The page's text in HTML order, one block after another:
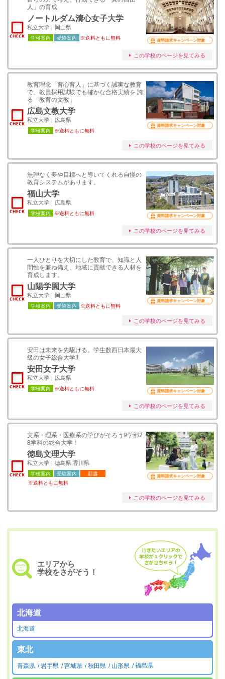
人」の育成
ノートルダム清心女子大学
私立大学｜岡山県
学校案内 受験案内 ※送料ともに無料 資料請求キャンペーン対象
この学校のページを見てみる
教育理念「育心育人」に基づく誠実な教育
で、教員採用試験でも確かな合格実績を 誇
る「教育の文教」
広島文教大学
私立大学｜広島県
学校案内 ※送料ともに無料
資料請求キャンペーン対象
この学校のページを見てみる
無理なく夢や目標へと導いてくれる自慢の
教育システムがあります。
福山大学
私立大学｜広島県
学校案内 ※送料ともに無料 資料請求キャンペーン対象
この学校のページを見てみる
一人ひとりを大切にした教育で、知識と人
間性を兼ね備え、地域に貢献できる人材を
育成します。
山陽学園大学
私立大学｜岡山県
学校案内 受験案内 ※送料ともに無料
資料請求キャンペーン対象
この学校のページを見てみる
安田は未来を先駆ける。学生数西日本最大
級の女子総合大学!!
安田女子大学
私立大学｜広島県
学校案内 ※送料ともに無料 資料請求キャンペーン対象
この学校のページを見てみる
文系・理系・医療系の学びがそろう9学部2
8学科の総合大学！
徳島文理大学
私立大学｜徳島県,香川県
学校案内 受験案内
願書
※送料ともに無料
資料請求キャンペーン対象
この学校のページを見てみる
エリアから
学校をさがそう！
北海道
北海道
東北
青森県 岩手県 宮城県 秋田県 山形県 福島県